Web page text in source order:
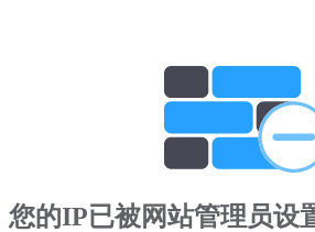
您的IP已被网站管理员设